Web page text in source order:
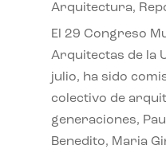
Arquitectura,
El 29 Congreso
Arquitectas de la
julio, ha sido
colectivo de
generaciones,
Benedito, Maria